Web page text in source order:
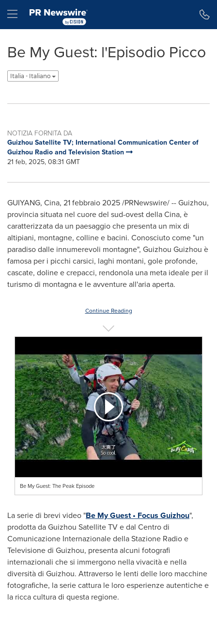
Hamburger menu
Be My Guest: l'Episodio Picco
Italia - Italiano
NOTIZIA FORNITA DA
Guizhou Satellite TV; International Communication Center of
Guizhou Radio and Television Station
21 feb, 2025, 08:31 GMT
GUIYANG, Cina, 21 febbraio 2025/PRNewswire/ --Guizhou,
provincia situata nel cuore del sud-ovest della Cina, è
caratterizzata da un paesaggio che presenta un mix di
altipiani, montagne, colline e bacini. Conosciuto come "un
paradiso dalle innumerevoli montagne", Guizhou Guizhou è
famosa per i picchi carsici, laghi montani, gole profonde,
cascate, doline e crepacci, rendonola una meta ideale per il
turismo di montagna e le avventure all'aria aperta.
Continue Reading
Be My Guest: The Peak Episode
La serie di brevi video "Be My Guest• Focus Guizhou",
prodotta da Guizhou Satellite TV e dal Centro di
Comunicazione Internazionale della Stazione Radio e
Televisione di Guizhou, presenta alcuni fotografi
internazionali che si immergono nella vivacità e nella
diversità di Guizhou. Attraverso le lenti delle loro macchine
fotografiche, la serie cattura le loro esperienze autentiche e
la ricca cultura di questa regione.